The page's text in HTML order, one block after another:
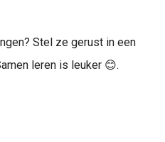
Stel ze gerust in een
leren is leuker 😊.